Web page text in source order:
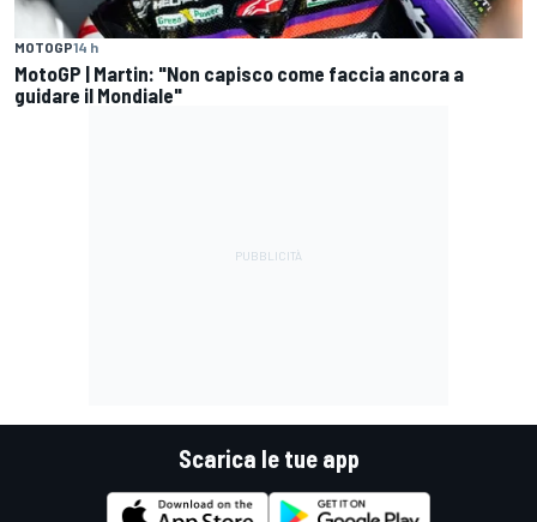
MOTOGP14 h
MotoGP | Martin: "Non capisco come faccia ancora a
guidare il Mondiale"
Scarica le tue app